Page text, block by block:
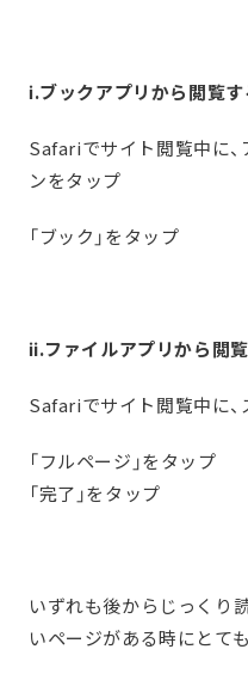
ⅰ.ブックアプリから閲覧す
Safariでサイト閲覧中に
ンをタップ
「ブック」をタップ
ⅱ.ファイルアプリから閲
Safariでサイト閲覧中に
「フルページ」をタップ
「完了」をタップ
いずれも後からじっくり
いページがある時にとて